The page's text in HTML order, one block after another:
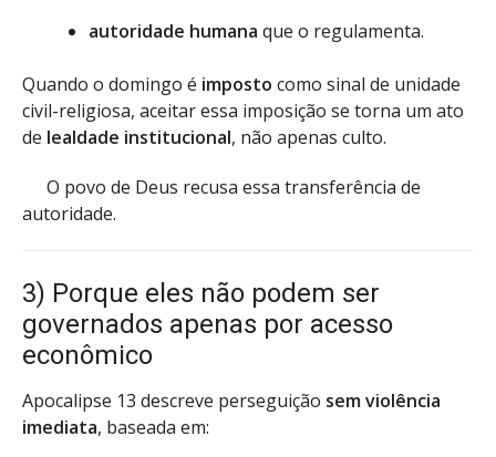
autoridade humana que o regulamenta.
Quando o domingo é imposto como sinal de unidade
civil-religiosa, aceitar essa imposição se torna um ato
de lealdade institucional, não apenas culto.
O povo de Deus recusa essa transferência de
autoridade.
3) Porque eles não podem ser
governados apenas por acesso
econômico
Apocalipse 13 descreve perseguição sem violência
imediata, baseada em: